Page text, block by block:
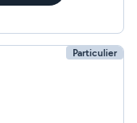
Particulier